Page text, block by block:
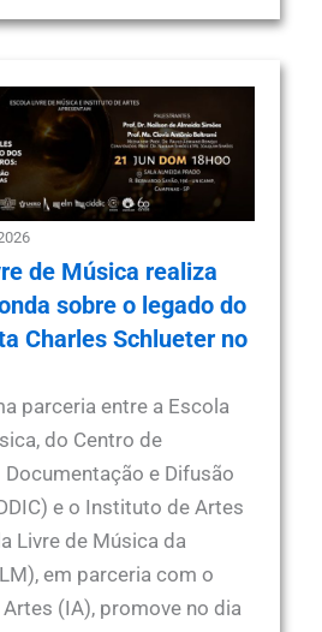
de Música realiza
sobre o legado do
Charles Schlueter no
parceria entre a Escola
do Centro de
e Difusão
e o Instituto de Artes
Livre de Música da
em parceria com o
(IA), promove no dia